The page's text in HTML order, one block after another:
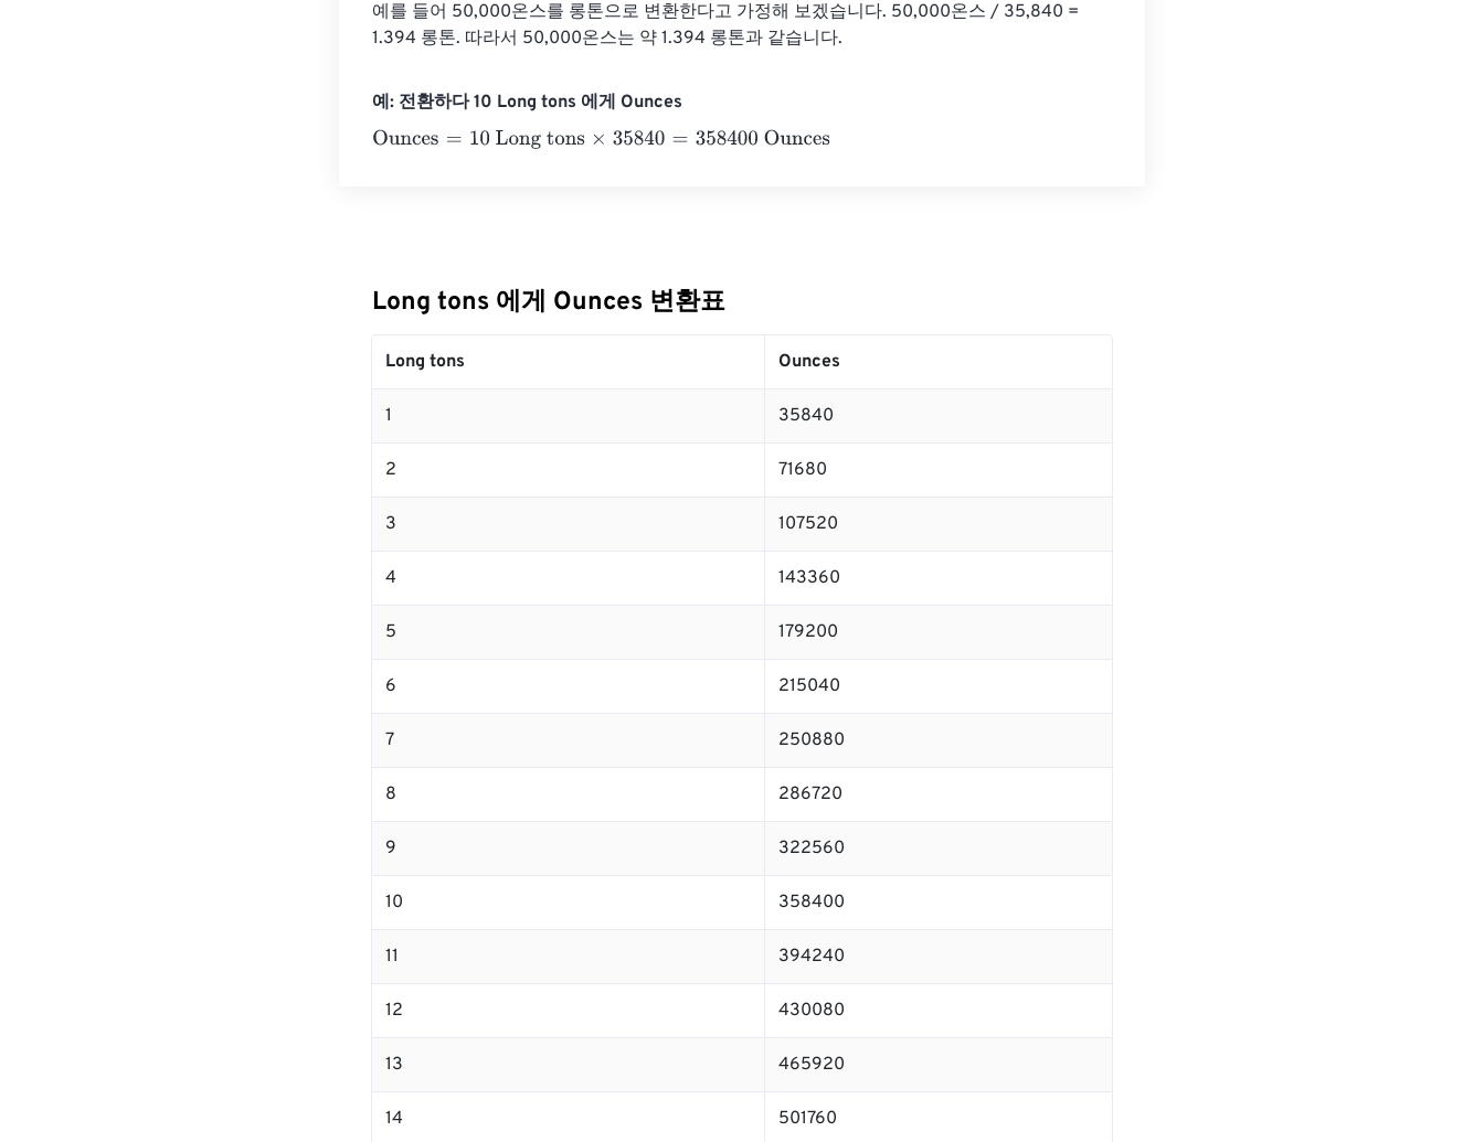
예를 들어 50,000온스를 롱톤으로 변환한다고 가정해 보겠습니다. 50,000온스 / 35,840 =
1.394 롱톤. 따라서 50,000온스는 약 1.394 롱톤과 같습니다.
예: 전환하다 10 Long tons 에게 Ounces
Ounces= 10 Long tons ×35840 =358400 Ounces
Long tons 에게 Ounces 변환표
Long tons Ounces
1 35840
2 71680
3 107520
4 143360
5 179200
6 215040
7 250880
8 286720
9 322560
10 358400
11 394240
12 430080
13 465920
14 501760